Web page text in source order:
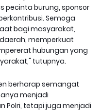
pecinta burung, sponsor
Semoga
bagi masyarakat,
memperkuat
hubungan yang
tutupnya.
berharap semangat
menjadi
Polri, tetapi juga menjadi